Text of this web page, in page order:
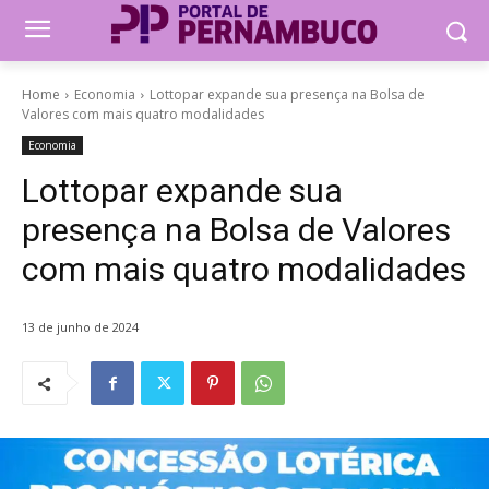
Home Economia
Lottopar expande sua presença na Bolsa de
Valores com mais quatro modalidades
Economia
Lottopar expande sua
presença na Bolsa de Valores
com mais quatro modalidades
13 de junho de 2024